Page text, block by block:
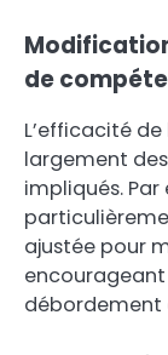
de
L’efficacité
largement
impliqués.
ajustée pour
débordement